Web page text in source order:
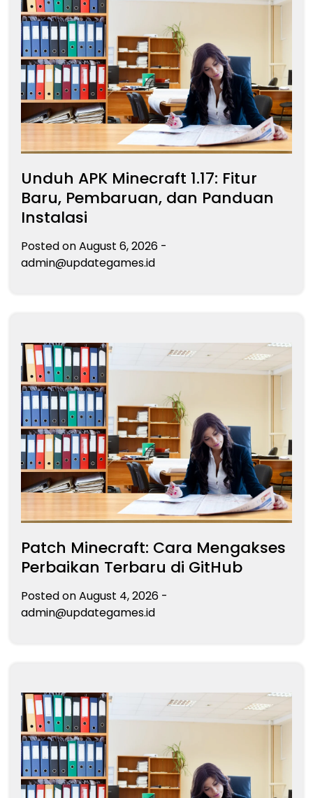
Unduh APK Minecraft 1.17: Fitur
Baru, Pembaruan, dan Panduan
Instalasi
Posted onAugust 6, 2026 -
admin@updategames.id
Patch Minecraft: Cara Mengakses
Perbaikan Terbaru di GitHub
Posted onAugust 4, 2026 -
admin@updategames.id